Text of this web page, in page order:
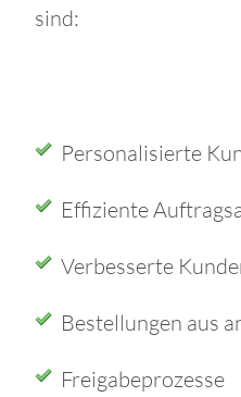
sind:
Personalisierte
Effiziente
Verbesserte
Bestellungen aus
Freigabeprozesse